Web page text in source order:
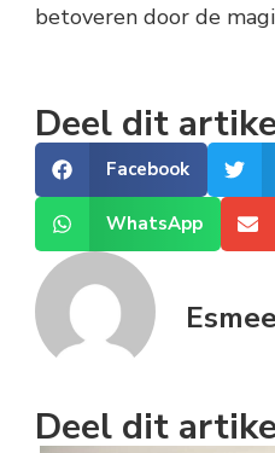
betoveren door de
Deel dit
Facebook
WhatsApp
Esmee
Deel dit